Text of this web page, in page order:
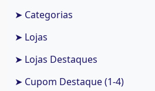
➤ Categorias
➤ Lojas
➤ Lojas Destaques
➤ Cupom Destaque (1-4)